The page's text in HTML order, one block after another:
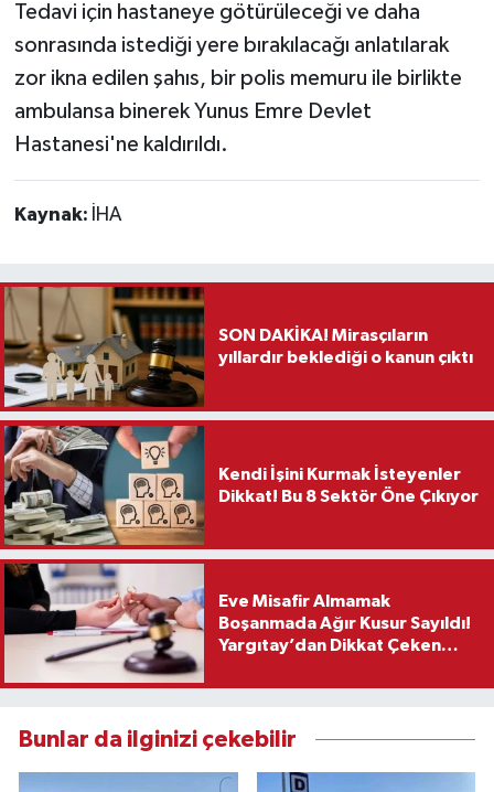
Tedavi için hastaneye götürüleceği ve daha
sonrasında istediği yere bırakılacağı anlatılarak
zor ikna edilen şahıs, bir polis memuru ile birlikte
ambulansa binerek Yunus Emre Devlet
Hastanesi'ne kaldırıldı.
Kaynak: İHA
SON DAKİKA! Mirasçıların
yıllardır beklediği o kanun çıktı
Kendi İşini Kurmak İsteyenler
Dikkat! Bu 8 Sektör Öne Çıkıyor
Eve Misafir Almamak
Boşanmada Ağır Kusur Sayıldı!
Yargıtay’dan Dikkat Çeken
Bunlar da ilginizi çekebilir